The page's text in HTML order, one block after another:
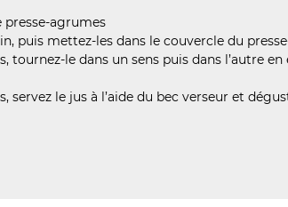
presse-agrumes
puis mettez-les dans le couvercle du
tournez-le dans un sens puis dans l’autre
servez le jus à l’aide du bec verseur et